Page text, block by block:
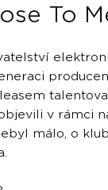
To
v rámci
málo, o